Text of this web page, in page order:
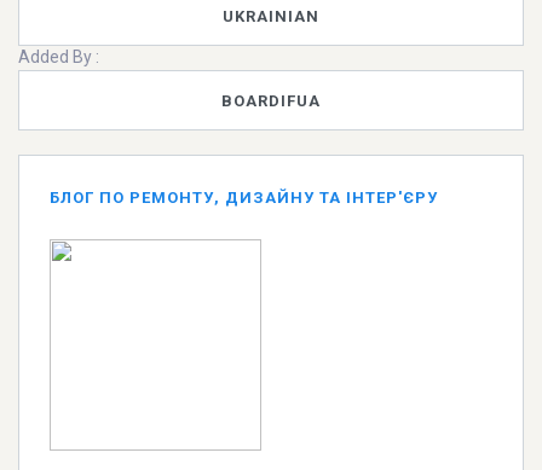
UKRAINIAN
Added By :
BOARDIFUA
БЛОГ ПО РЕМОНТУ, ДИЗАЙНУ ТА ІНТЕР'ЄРУ